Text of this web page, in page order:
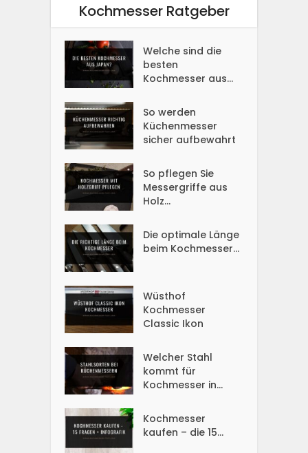
Kochmesser Ratgeber
Welche sind die
besten
Kochmesser aus...
So werden
Küchenmesser
sicher aufbewahrt
So pflegen Sie
Messergriffe aus
Holz...
Die optimale Länge
beim Kochmesser...
Wüsthof
Kochmesser
Classic Ikon
Welcher Stahl
kommt für
Kochmesser in...
Kochmesser
kaufen – die 15...